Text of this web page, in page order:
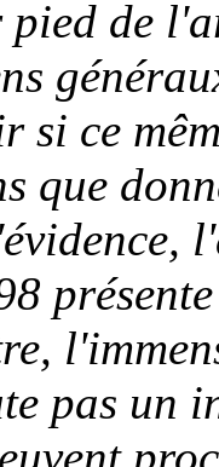
pied de
si ce
que
pas un